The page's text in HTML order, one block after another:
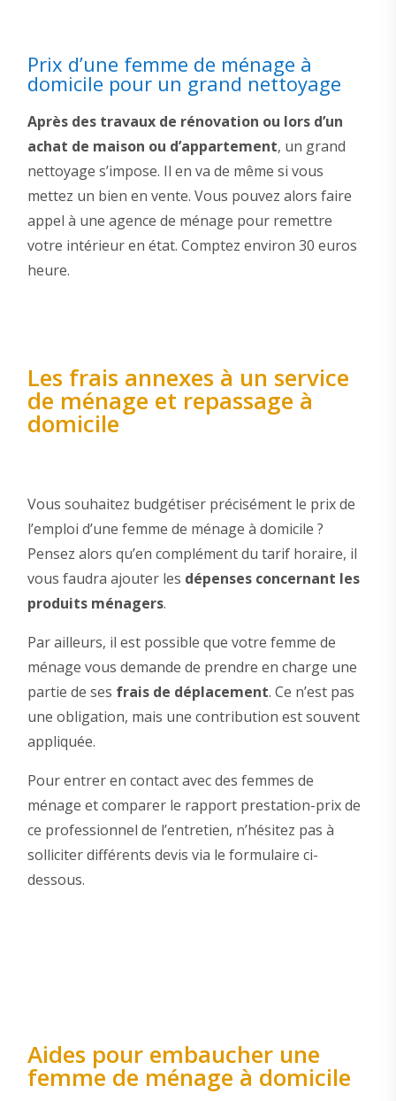
Prix d’une femme de ménage à
domicile pour un grand nettoyage
Après des travaux de rénovation ou lors d’un
achat de maison ou d’appartement, un grand
nettoyage s’impose. Il en va de même si vous
mettez un bien en vente. Vous pouvez alors faire
appel à une agence de ménage pour remettre
votre intérieur en état. Comptez environ 30 euros
heure.
Les frais annexes à un service
de ménage et repassage à
domicile
Vous souhaitez budgétiser précisément le prix de
l’emploi d’une femme de ménage à domicile ?
Pensez alors qu’en complément du tarif horaire, il
vous faudra ajouter les dépenses concernant les
produits ménagers.
Par ailleurs, il est possible que votre femme de
ménage vous demande de prendre en charge une
partie de ses frais de déplacement. Ce n’est pas
une obligation, mais une contribution est souvent
appliquée.
Pour entrer en contact avec des femmes de
ménage et comparer le rapport prestation-prix de
ce professionnel de l’entretien, n’hésitez pas à
solliciter différents devis via le formulaire ci-
dessous.
Aides pour embaucher une
femme de ménage à domicile